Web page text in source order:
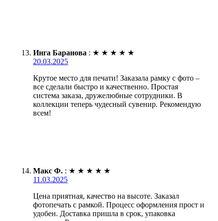
Инга Баранова : ★ ★ ★ ★ ★
20.03.2025
Крутое место для печати! Заказала рамку с фото –
все сделали быстро и качественно. Простая
система заказа, дружелюбные сотрудники. В
коллекции теперь чудесный сувенир. Рекомендую
всем!
Макс Ф. : ★ ★ ★ ★ ★
11.03.2025
Цена приятная, качество на высоте. Заказал
фотопечать с рамкой. Процесс оформления прост и
удобен. Доставка пришла в срок, упаковка